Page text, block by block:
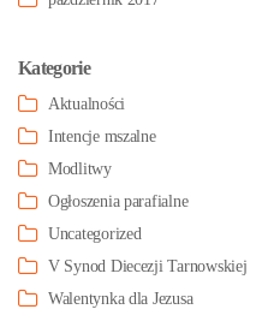
Kategorie
Aktualności
Intencje mszalne
Modlitwy
Ogłoszenia parafialne
Uncategorized
V Synod Diecezji Tarnowskiej
Walentynka dla Jezusa